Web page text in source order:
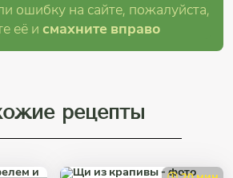
ошибку на сайте, пожалуйста,
её и смахните вправо
рецепты